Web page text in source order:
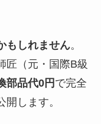
もしれません。
匠（元・国際B級
部品代0円 で完全
開します。